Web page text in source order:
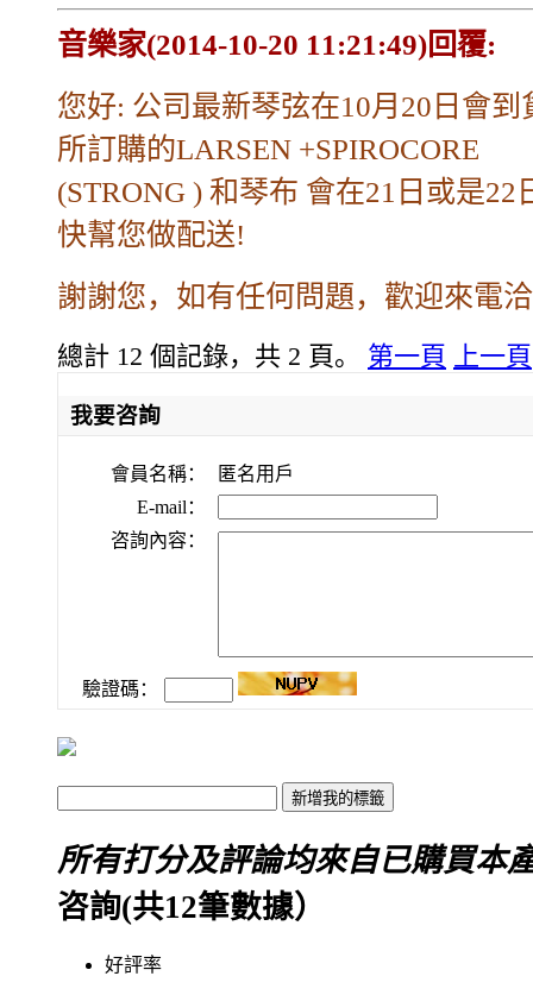
音樂家(2014-10-20 11:21:49)回覆:
您好: 公司最新琴弦在10月20日會到
所訂購的LARSEN +SPIROCORE
(STRONG ) 和琴布 會在21日或是22
快幫您做配送!
謝謝您，如有任何問題，歡迎來電
總計 12 個記錄，共 2 頁。 第一頁 上一頁
我要咨詢
會員名稱：
匿名用戶
E-mail：
咨詢內容：
驗證碼：
所有打分及評論均來自已購買本
咨詢(共12筆數據）
好評率